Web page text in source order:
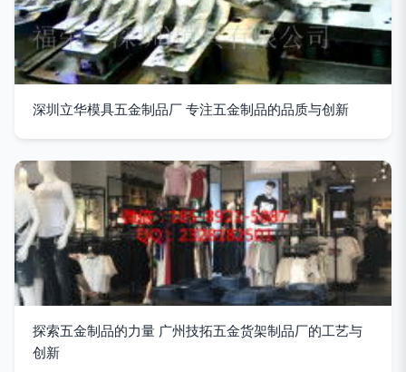
深圳立华模具五金制品厂 专注五金制品的品质与创新
探索五金制品的力量 广州技拓五金货架制品厂的工艺与
创新